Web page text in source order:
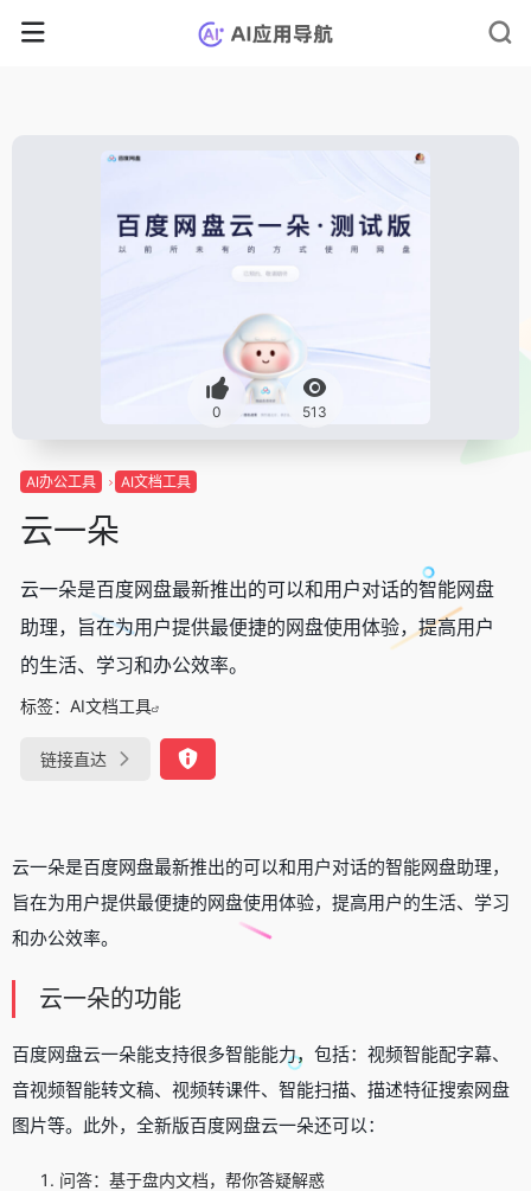
0 513
AI办公工具 AI文档工具
云一朵
云一朵是百度网盘最新推出的可以和用户对话的智能网盘
助理，旨在为用户提供最便捷的网盘使用体验，提高用户
的生活、学习和办公效率。
标签： AI文档工具
链接直达
云一朵是百度网盘最新推出的可以和用户对话的智能网盘助理，
旨在为用户提供最便捷的网盘使用体验，提高用户的生活、学习
和办公效率。
云一朵的功能
百度网盘云一朵能支持很多智能能力，包括：视频智能配字幕、
音视频智能转文稿、视频转课件、智能扫描、描述特征搜索网盘
图片等。此外，全新版百度网盘云一朵还可以：
问答：基于盘内文档，帮你答疑解惑